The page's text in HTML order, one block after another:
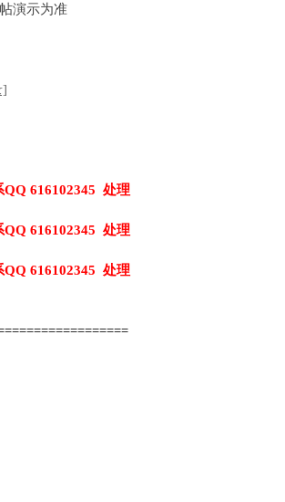
演示为准
]
616102345 处理
616102345 处理
616102345 处理